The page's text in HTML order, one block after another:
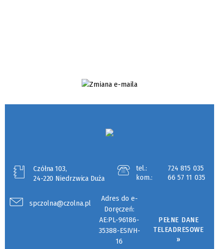
Czółna 103,
24-220 Niedrzwica Duża
tel.:
724 815 035
kom.:
66 57 11 035
spczolna@czolna.pl
Adres do e-
Doręczeń:
AE:PL-96186-
35388-ESIVH-
16
PEŁNE DANE
TELEADRESOWE
»